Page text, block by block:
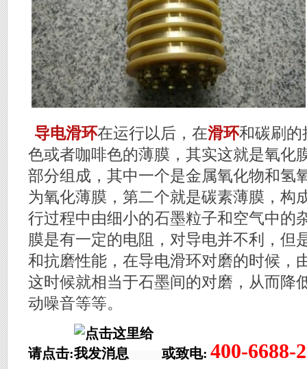
导电滑环在运行以后，在滑环和碳刷的
色或者咖啡色的薄膜，其实这就是氧化
部分组成，其中一个是金属氧化物和氢
为氧化薄膜，第二个就是碳素薄膜，构
行过程中由细小的石墨粒子和空气中的
膜是有一定的电阻，对导电并不利，但
和抗磨性能，在导电滑环对磨的时候，
这时候就相当于石墨间的对磨，从而降
动噪音等等。
请点击: 或致电: 400-6688-